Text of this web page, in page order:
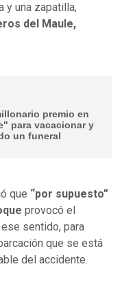
y una zapatilla,
del Maule,
premio en
para vacacionar y
un funeral
que “por supuesto”
provocó el
ese sentido, para
que se está
del accidente.